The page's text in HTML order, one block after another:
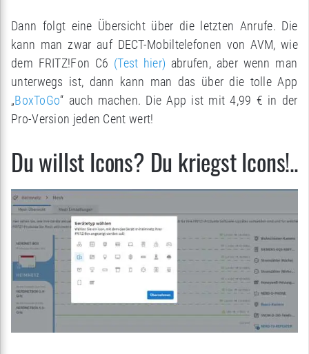
Dann folgt eine Übersicht über die letzten Anrufe. Die
kann man zwar auf DECT-Mobiltelefonen von AVM, wie
dem FRITZ!Fon C6 (Test hier) abrufen, aber wenn man
unterwegs ist, dann kann man das über die tolle App
„BoxToGo“ auch machen. Die App ist mit 4,99 € in der
Pro-Version jeden Cent wert!
Du willst Icons? Du kriegst Icons!..